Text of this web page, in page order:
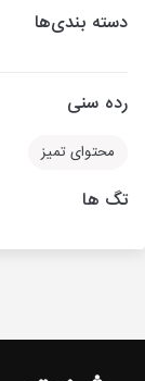
دسته بندی‌ها
رده سنی
محتوای تمیز
تگ ها